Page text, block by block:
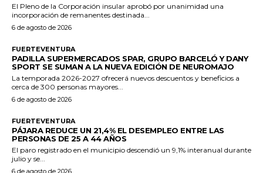
El Pleno de la Corporación insular aprobó por unanimidad una
incorporación de remanentes destinada...
6 de agosto de 2026
FUERTEVENTURA
PADILLA SUPERMERCADOS SPAR, GRUPO BARCELÓ Y DANY
SPORT SE SUMAN A LA NUEVA EDICIÓN DE NEUROMAJO
La temporada 2026-2027 ofrecerá nuevos descuentos y beneficios a
cerca de 300 personas mayores...
6 de agosto de 2026
FUERTEVENTURA
PÁJARA REDUCE UN 21,4% EL DESEMPLEO ENTRE LAS
PERSONAS DE 25 A 44 AÑOS
El paro registrado en el municipio descendió un 9,1% interanual durante
julio y se...
6 de agosto de 2026